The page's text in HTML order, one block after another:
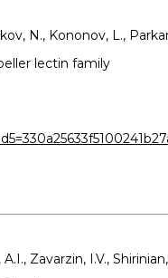
N., Kononov, L.,
lectin family
Zavarzin, I.V.,